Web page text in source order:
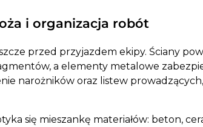
i organizacja robót
przed przyjazdem ekipy. Ściany
a elementy metalowe
narożników oraz listew
się mieszankę materiałów: beton,